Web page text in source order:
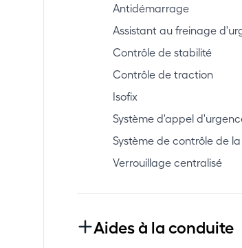
Antidémarrage
Assistant au freinage
Contrôle de stabilité
Contrôle de traction
Isofix
Système d'appel
Système de contrôle de
Verrouillage centralisé
Aides à la conduite